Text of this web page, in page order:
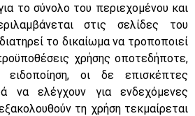
το σύνολο του περιεχομένου και
στις σελίδες του
το δικαίωμα να τροποποιεί
χρήσης οποτεδήποτε,
ειδοποίηση, οι δε επισκέπτες
να ελέγχουν για ενδεχόμενες
τη χρήση τεκμαίρεται